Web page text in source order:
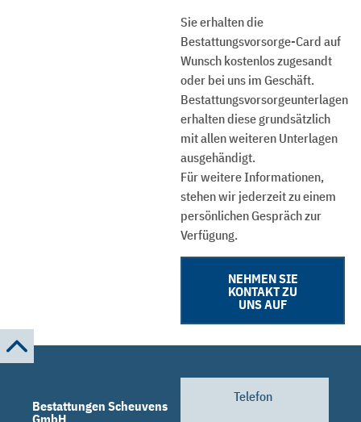
Sie erhalten die
Bestattungsvorsorge-Card auf
Wunsch kostenlos zugesandt
oder bei uns im Geschäft.
Bestattungsvorsorgeunterlagen
erhalten diese grundsätzlich
mit allen weiteren Unterlagen
ausgehändigt.
Für weitere Informationen,
stehen wir jederzeit zu einem
persönlichen Gespräch zur
Verfügung.
NEHMEN SIE
KONTAKT ZU
UNS AUF
Bestattungen Scheuvens
Telefon